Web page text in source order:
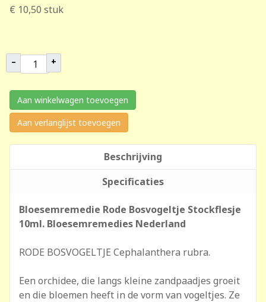
€ 10,50 stuk
– +
Aan winkelwagen toevoegen
Aan verlanglijst toevoegen
Beschrijving
Specificaties
Bloesemremedie Rode Bosvogeltje Stockflesje
10ml. Bloesemremedies Nederland
RODE BOSVOGELTJE Cephalanthera rubra.
Een orchidee, die langs kleine zandpaadjes groeit
en die bloemen heeft in de vorm van vogeltjes. Ze